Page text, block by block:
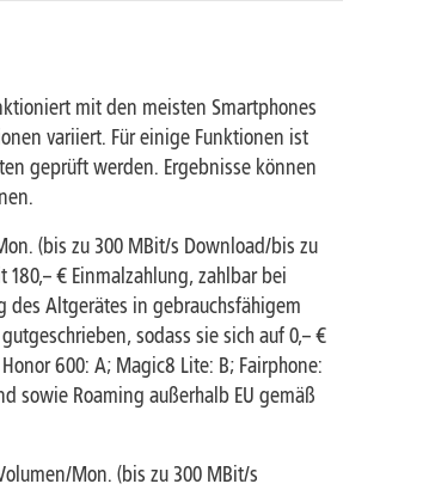
mit den meisten Smartphones
variiert. Für einige Funktionen ist
geprüft werden. Ergebnisse können
(bis zu 300 MBit/s Download/bis zu
€ Einmalzahlung, zahlbar bei
des Altgerätes in gebrauchsfähigem
sodass sie sich auf 0,– €
600: A; Magic8 Lite: B; Fairphone:
sowie Roaming außerhalb EU gemäß
Mon. (bis zu 300 MBit/s